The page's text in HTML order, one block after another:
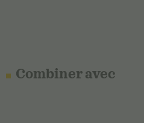
Combiner avec